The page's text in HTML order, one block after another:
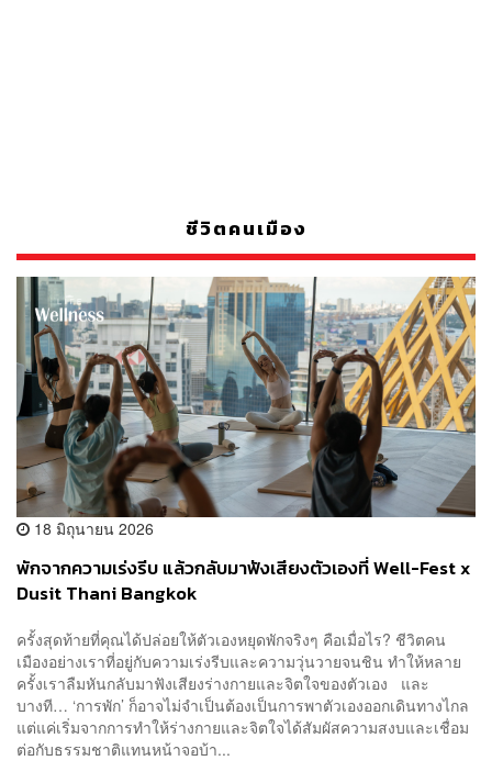
ชีวิตคนเมือง
18 มิถุนายน 2026
พักจากความเร่งรีบ แล้วกลับมาฟังเสียงตัวเองที่ Well-Fest x
Dusit Thani Bangkok
ครั้งสุดท้ายที่คุณได้ปล่อยให้ตัวเองหยุดพักจริงๆ คือเมื่อไร? ชีวิตคน
เมืองอย่างเราที่อยู่กับความเร่งรีบและความวุ่นวายจนชิน ทำให้หลาย
ครั้งเราลืมหันกลับมาฟังเสียงร่างกายและจิตใจของตัวเอง และ
บางที… ‘การพัก’ ก็อาจไม่จำเป็นต้องเป็นการพาตัวเองออกเดินทางไกล
แต่แค่เริ่มจากการทำให้ร่างกายและจิตใจได้สัมผัสความสงบและเชื่อม
ต่อกับธรรมชาติแทนหน้าจอบ้า...